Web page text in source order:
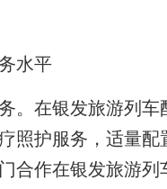
水平
在银发旅游列车
照护服务，适量
合作在银发旅游